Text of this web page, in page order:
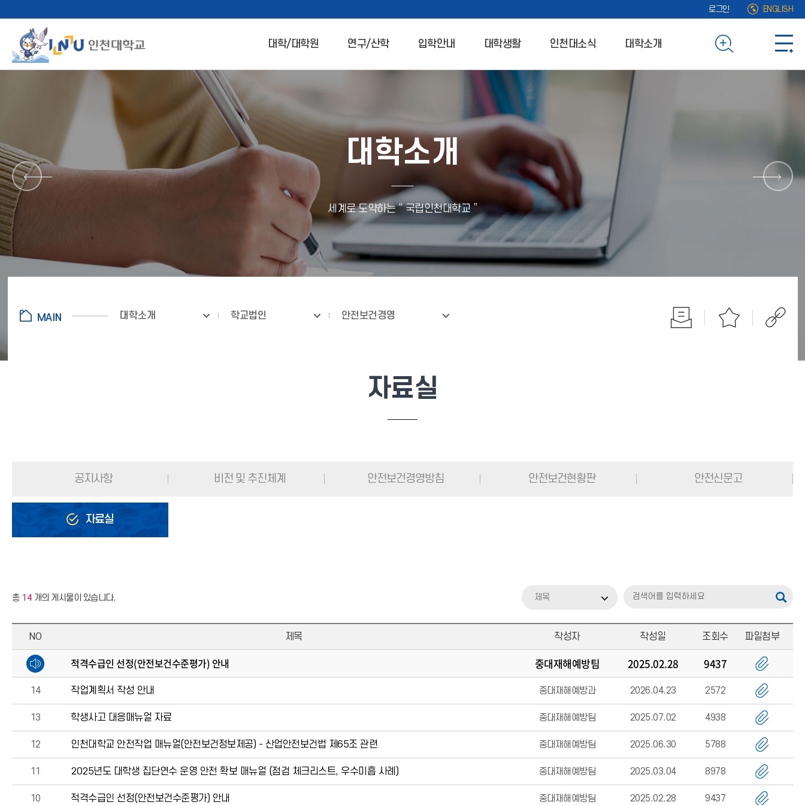
로그인 ENGLISH
대학/대학원 연구/산학 입학안내 대학생활 인천대소식 대학소개
대학소개
세계로 도약하는 “ 국립인천대학교 ”
대학소개 학교법인 안전보건경영
자료실
공지사항 비전 및 추진체계 안전보건경영방침 안전보건현황판 안전신문고
자료실
총 14 개의 게시물이 있습니다. 제목
NO 제목 작성자 작성일 조회수 파일첨부
적격수급인 선정(안전보건수준평가) 안내 중대재해예방팀 2025.02.28 9437
14 작업계획서 작성 안내 중대재해예방과 2026.04.23 2572
13 학생사고 대응매뉴얼 자료 중대재해예방팀 2025.07.02 4938
12 인천대학교 안전작업 매뉴얼(안전보건정보제공) - 산업안전보건법 제65조 관련 중대재해예방팀 2025.06.30 5788
11 2025년도 대학생 집단연수 운영 안전 확보 매뉴얼 (점검 체크리스트, 우수미흡 사례) 중대재해예방팀 2025.03.04 8978
10 적격수급인 선정(안전보건수준평가) 안내 중대재해예방팀 2025.02.28 9437